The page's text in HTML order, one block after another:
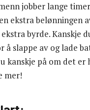
jobber lange
ekstra belønningen
byrde. Kanskje
slappe av og lade
kanskje på om det er
mer!